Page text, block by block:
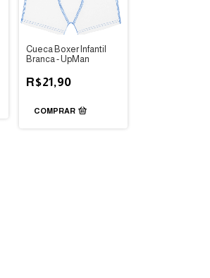
Cueca Boxer Infantil
Branca - UpMan
R$21,90
COMPRAR